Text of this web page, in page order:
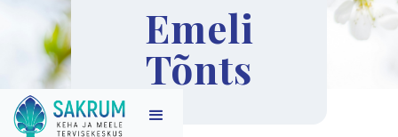
Emeli
Tõnts